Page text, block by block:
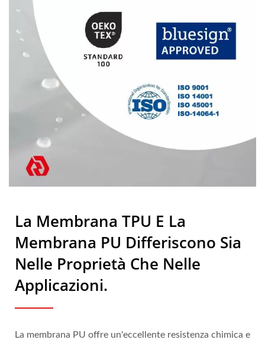
La Membrana TPU E La
Membrana PU Differiscono Sia
Nelle Proprietà Che Nelle
Applicazioni.
La membrana PU offre un'eccellente resistenza chimica e